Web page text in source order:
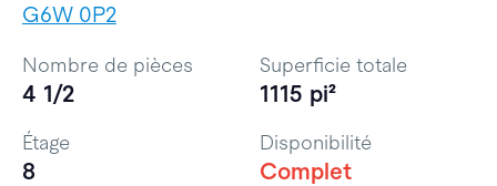
G6W 0P2
Nombre de pièces
4 1/2
Superficie totale
1115 pi²
Étage
8
Disponibilité
Complet